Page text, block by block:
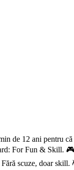
de 12 ani pentru
For Fun & Skill.
scuze, doar